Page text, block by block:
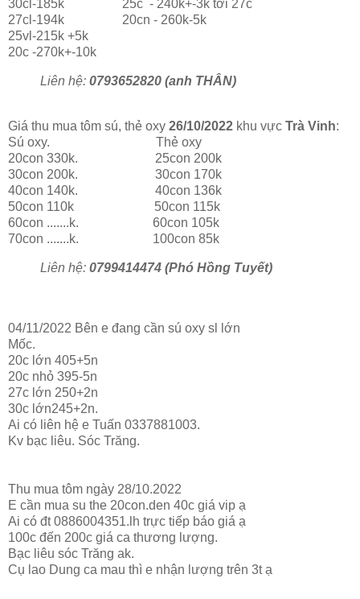
30cl-185k 25c - 240k+-3k tới 27c
27cl-194k 20cn - 260k-5k
25vl-215k +5k
20c -270k+-10k
Liên hệ: 0793652820 (anh THÂN)
Giá thu mua tôm sú, thẻ oxy 26/10/2022 khu vực Trà Vinh:
Sú oxy. Thẻ oxy
20con 330k. 25con 200k
30con 200k. 30con 170k
40con 140k. 40con 136k
50con 110k 50con 115k
60con .......k. 60con 105k
70con .......k. 100con 85k
Liên hệ: 0799414474 (Phó Hồng Tuyết)
04/11/2022 Bên e đang cần sú oxy sl lớn
Mốc.
20c lớn 405+5n
20c nhỏ 395-5n
27c lớn 250+2n
30c lớn245+2n.
Ai có liên hệ e Tuấn 0337881003.
Kv bạc liêu. Sóc Trăng.
Thu mua tôm ngày 28/10.2022
E cần mua su the 20con.den 40c giá vip ạ
Ai có đt 0886004351.lh trực tiếp báo giá ạ
100c đến 200c giá ca thương lượng.
Bạc liêu sóc Trăng ak.
Cụ lao Dung ca mau thì e nhận lượng trên 3t ạ